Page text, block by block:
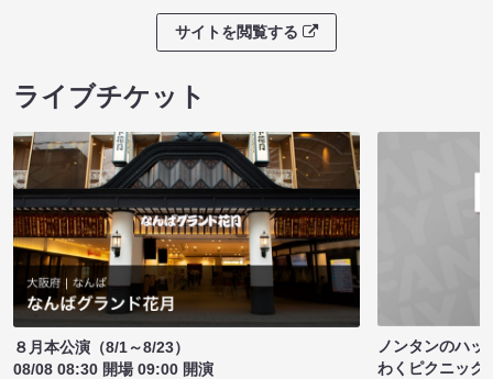
サイトを閲覧する
ライブチケット
８月本公演（8/1～8/23）
08/08 08:30 開場 09:00 開演
ノンタンのハッ
わくピクニック